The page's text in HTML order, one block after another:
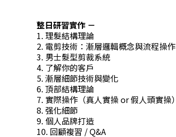
整日研習實作 －
1. 理髮結構理論
2. 電剪技術：漸層邏輯概念與流程操作
3. 男士髮型剪裁系統
4. 了解你的客戶
5. 漸層細節技術與變化
6. 頂部結構理論
7. 實際操作（真人實操 or 假人頭實操）
8. 强化細節
9. 個人品牌打造
10. 回顧複習 / Q&A